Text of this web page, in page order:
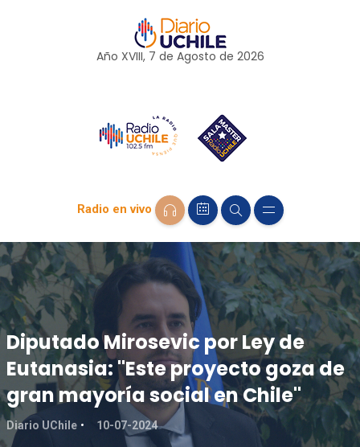
Año XVIII, 7 de Agosto de 2026
Radio en vivo
Diputado Mirosevic por Ley de
Eutanasia: "Este proyecto goza de
gran mayoría social en Chile"
Diario UChile 10-07-2024